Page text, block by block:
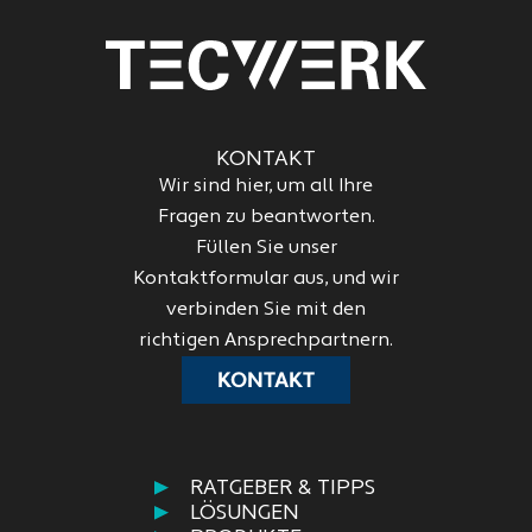
RATGEBER & TIPPS
LÖSUNGEN
KONTAKT
Wir sind hier, um all Ihre
Fragen zu beantworten.
Füllen Sie unser
Kontaktformular aus, und wir
verbinden Sie mit den
richtigen Ansprechpartnern.
KONTAKT